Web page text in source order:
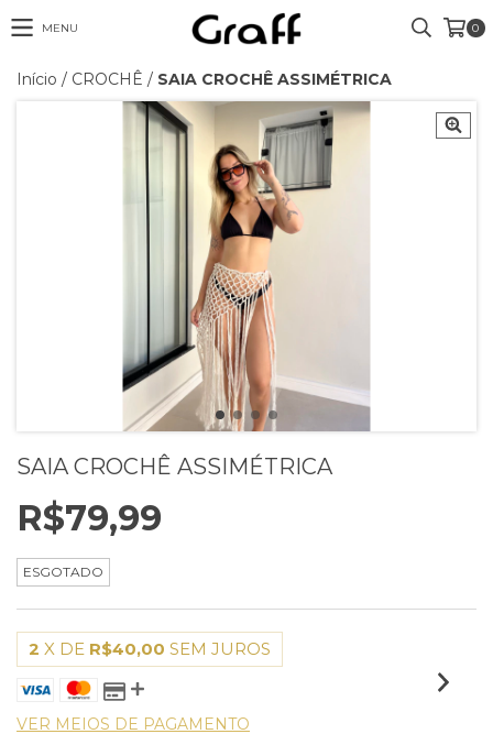
MENU 0
Início / CROCHÊ / SAIA CROCHÊ ASSIMÉTRICA
SAIA CROCHÊ ASSIMÉTRICA
R$79,99
ESGOTADO
2 X DE R$40,00 SEM JUROS
VER MEIOS DE PAGAMENTO